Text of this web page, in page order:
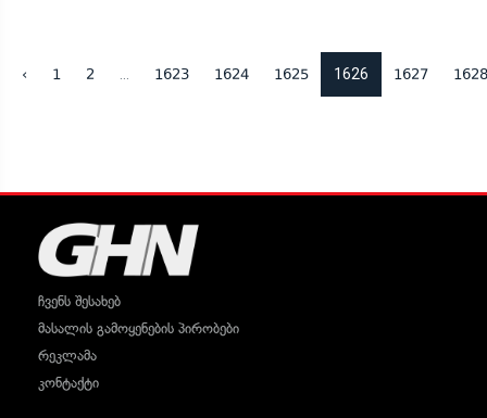
‹ 1 2 1623 1624 1625 1626 1627 1628
ჩვენს შესახებ
მასალის გამოყენების პირობები
რეკლამა
კონტაქტი